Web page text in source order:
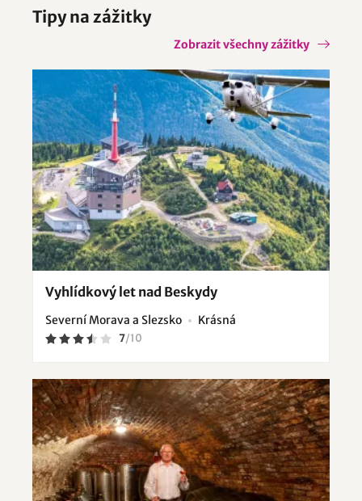
Tipy na zážitky
Zobrazit všechny zážitky
Vyhlídkový let nad Beskydy
Severní Morava a Slezsko Krásná
7/10